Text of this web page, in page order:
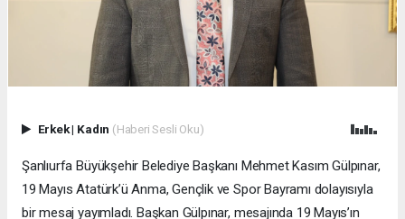
Erkek| Kadın (Haberi Sesli Oku)
Şanlıurfa Büyükşehir Belediye Başkanı Mehmet Kasım Gülpınar,
19 Mayıs Atatürk’ü Anma, Gençlik ve Spor Bayramı dolayısıyla
bir mesaj yayımladı. Başkan Gülpınar, mesajında 19 Mayıs’ın